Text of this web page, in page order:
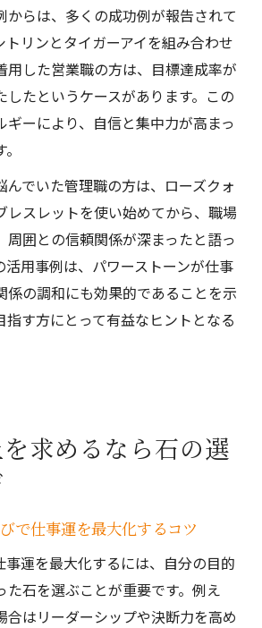
からは、多くの成功例が報告されて
トリンとタイガーアイを組み合わせ
用した営業職の方は、目標達成率が
したというケースがあります。この
ギーにより、自信と集中力が高まっ
んでいた管理職の方は、ローズクォ
レスレットを使い始めてから、職場
周囲との信頼関係が深まったと語っ
活用事例は、パワーストーンが仕事
係の調和にも効果的であることを示
指す方にとって有益なヒントとなる
求めるなら石の選
で仕事運を最大化するコツ
事運を最大化するには、自分の目的
た石を選ぶことが重要です。例え
合はリーダーシップや決断力を高め